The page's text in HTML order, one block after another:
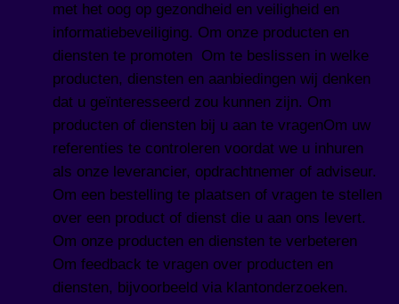
met het oog op gezondheid en veiligheid en
informatiebeveiliging. Om onze producten en
diensten te promoten Om te beslissen in welke
producten, diensten en aanbiedingen wij denken
dat u geïnteresseerd zou kunnen zijn. Om
producten of diensten bij u aan te vragenOm uw
referenties te controleren voordat we u inhuren
als onze leverancier, opdrachtnemer of adviseur.
Om een bestelling te plaatsen of vragen te stellen
over een product of dienst die u aan ons levert.
Om onze producten en diensten te verbeteren
Om feedback te vragen over producten en
diensten, bijvoorbeeld via klantonderzoeken.